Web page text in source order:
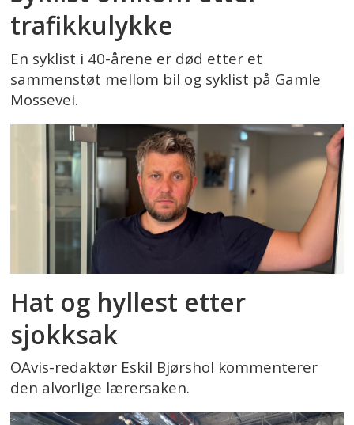
trafikkulykke
En syklist i 40-årene er død etter et
sammenstøt mellom bil og syklist på Gamle
Mossevei.
Hat og hyllest etter
sjokksak
OAvis-redaktør Eskil Bjørshol kommenterer
den alvorlige lærersaken.